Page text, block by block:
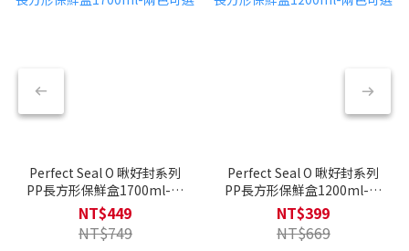
Perfect Seal O 啾好封系列
PP長方形保鮮盒1700ml-兩
色可選
NT$449
NT$749
Perfect Seal O 啾好封系列
PP長方形保鮮盒1200ml-兩
色可選
NT$399
NT$669